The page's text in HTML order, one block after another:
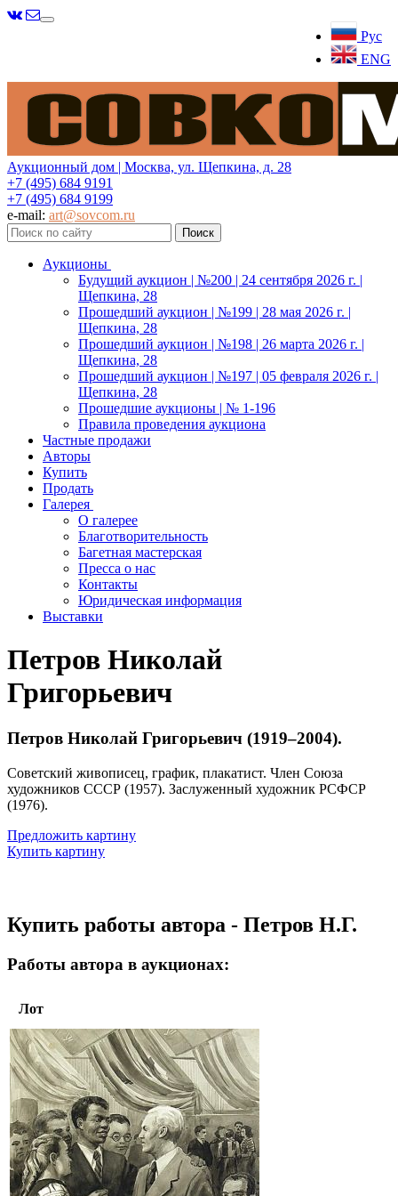
Рус
ENG
Меню
Аукционный дом | Москва, ул. Щепкина, д. 28
+7 (495) 684 9191
+7 (495) 684 9199
e-mail: art@sovcom.ru
Аукционы
Будущий аукцион | №200 | 24 сентября 2026 г. |
Щепкина, 28
Прошедший аукцион | №199 | 28 мая 2026 г. |
Щепкина, 28
Прошедший аукцион | №198 | 26 марта 2026 г. |
Щепкина, 28
Прошедший аукцион | №197 | 05 февраля 2026 г. |
Щепкина, 28
Прошедшие аукционы | № 1-196
Правила проведения аукциона
Частные продажи
Авторы
Купить
Продать
Галерея
О галерее
Благотворительность
Багетная мастерская
Пресса о нас
Контакты
Юридическая информация
Выставки
Петров Николай
Григорьевич
Петров Николай Григорьевич (1919–2004).
Советский живописец, график, плакатист. Член Союза
художников СССР (1957). Заслуженный художник РСФСР
(1976).
Предложить картину
Купить картину
Купить работы автора - Петров Н.Г.
Работы автора в аукционах:
Лот